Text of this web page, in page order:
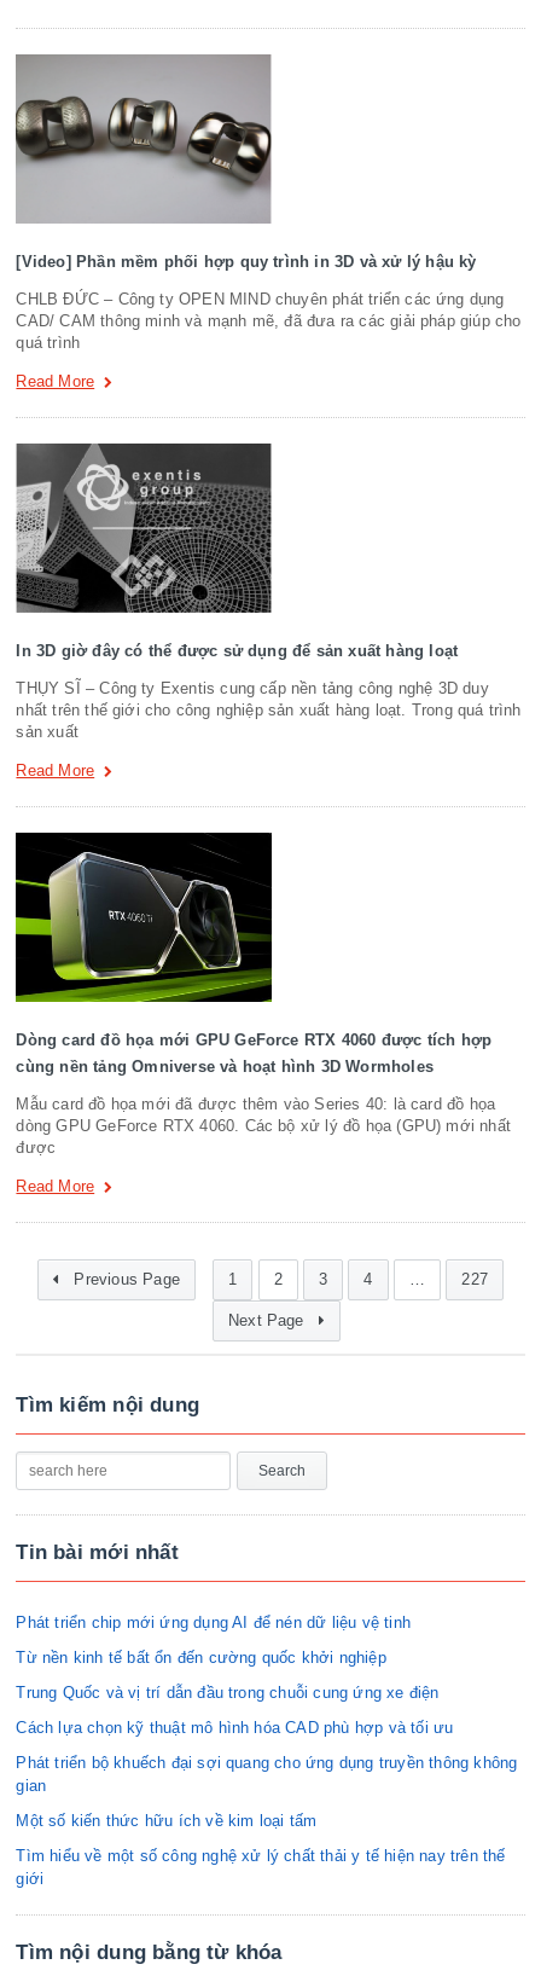
[Video] Phần mềm phối hợp quy trình in 3D và xử lý hậu kỳ
CHLB ĐỨC – Công ty OPEN MIND chuyên phát triển các ứng dụng
CAD/ CAM thông minh và mạnh mẽ, đã đưa ra các giải pháp giúp cho
quá trình
Read More
In 3D giờ đây có thể được sử dụng để sản xuất hàng loạt
THỤY SĨ – Công ty Exentis cung cấp nền tảng công nghệ 3D duy
nhất trên thế giới cho công nghiệp sản xuất hàng loạt. Trong quá trình
sản xuất
Read More
Dòng card đồ họa mới GPU GeForce RTX 4060 được tích hợp
cùng nền tảng Omniverse và hoạt hình 3D Wormholes
Mẫu card đồ họa mới đã được thêm vào Series 40: là card đồ họa
dòng GPU GeForce RTX 4060. Các bộ xử lý đồ họa (GPU) mới nhất
được
Read More
Previous Page 1 2 3 4 … 227
Next Page
Tìm kiếm nội dung
Tin bài mới nhất
Phát triển chip mới ứng dụng AI để nén dữ liệu vệ tinh
Từ nền kinh tế bất ổn đến cường quốc khởi nghiệp
Trung Quốc và vị trí dẫn đầu trong chuỗi cung ứng xe điện
Cách lựa chọn kỹ thuật mô hình hóa CAD phù hợp và tối ưu
Phát triển bộ khuếch đại sợi quang cho ứng dụng truyền thông không
gian
Một số kiến thức hữu ích về kim loại tấm
Tìm hiểu về một số công nghệ xử lý chất thải y tế hiện nay trên thế
giới
Tìm nội dung bằng từ khóa